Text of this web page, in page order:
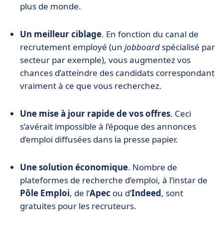
plus de monde.
Un meilleur ciblage. En fonction du canal de
recrutement employé (un jobboard spécialisé par
secteur par exemple), vous augmentez vos
chances d’atteindre des candidats correspondant
vraiment à ce que vous recherchez.
Une mise à jour rapide de vos offres. Ceci
s’avérait impossible à l’époque des annonces
d’emploi diffusées dans la presse papier.
Une solution économique. Nombre de
plateformes de recherche d’emploi, à l’instar de
Pôle Emploi, de l’Apec ou d’Indeed, sont
gratuites pour les recruteurs.